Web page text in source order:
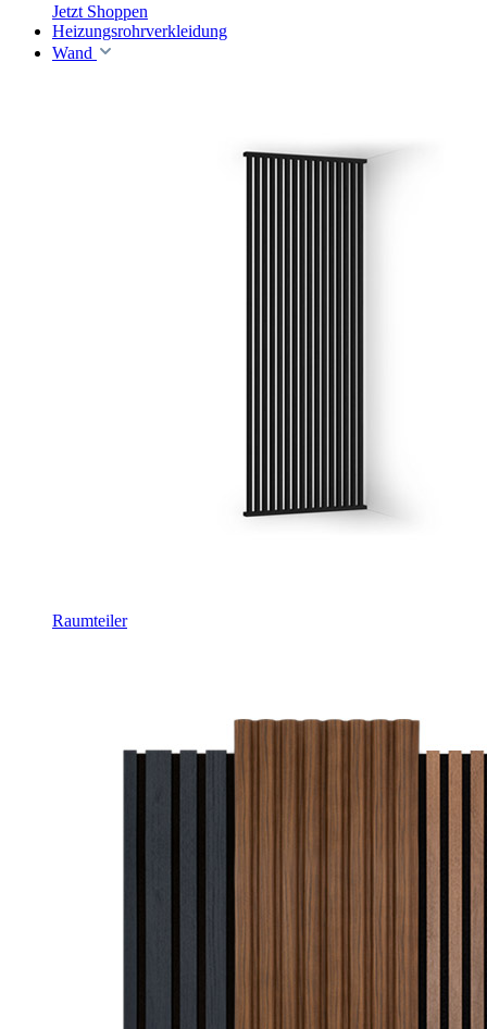
Jetzt Shoppen
Heizungsrohrverkleidung
Wand
Raumteiler